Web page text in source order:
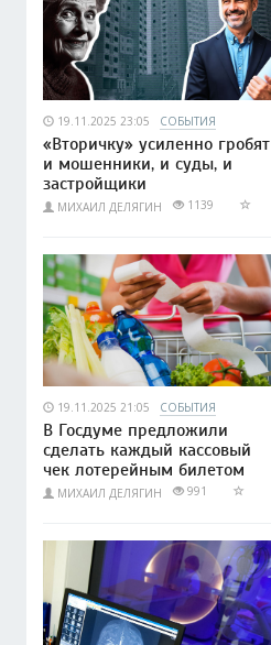
19.11.2025 23:05 СОБЫТИЯ
«Вторичку» усиленно гробят
и мошенники, и суды, и
застройщики
МИХАИЛ ДЕЛЯГИН 1139
19.11.2025 21:05 СОБЫТИЯ
В Госдуме предложили
сделать каждый кассовый
чек лотерейным билетом
МИХАИЛ ДЕЛЯГИН 991